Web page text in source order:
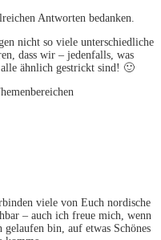
Antworten bedanken.
nicht so viele unterschiedliche
dass wir – jedenfalls, was
ähnlich gestrickt sind! 🙂
viele von Euch nordische
– auch ich freue mich, wenn
bin, auf etwas Schönes